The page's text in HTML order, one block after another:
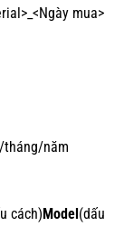
mua>
năm
cách)Model(dấu